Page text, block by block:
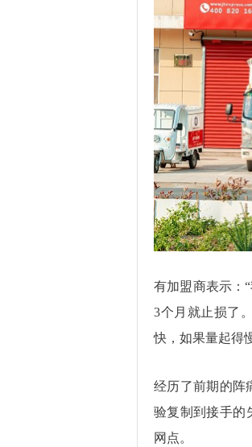
有加盟商表示：
3个月就止损了
快，如果量起得
经历了前期的阵
验复制到接手的
网点。